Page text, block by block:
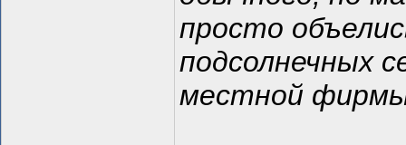
просто
подсолнечных
местной